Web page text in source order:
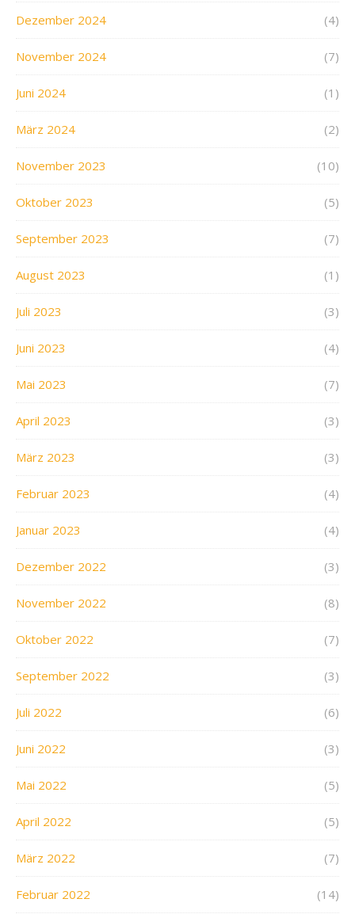
Dezember 2024 (4)
November 2024 (7)
Juni 2024 (1)
März 2024 (2)
November 2023 (10)
Oktober 2023 (5)
September 2023 (7)
August 2023 (1)
Juli 2023 (3)
Juni 2023 (4)
Mai 2023 (7)
April 2023 (3)
März 2023 (3)
Februar 2023 (4)
Januar 2023 (4)
Dezember 2022 (3)
November 2022 (8)
Oktober 2022 (7)
September 2022 (3)
Juli 2022 (6)
Juni 2022 (3)
Mai 2022 (5)
April 2022 (5)
März 2022 (7)
Februar 2022 (14)